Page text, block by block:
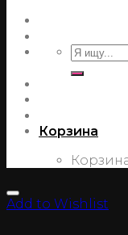
Корзина
Add to Wishlist